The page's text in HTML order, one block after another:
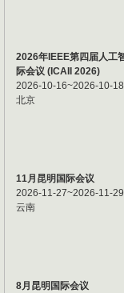
2026年IEEE第四届人工
际会议 (ICAII 2026)
2026-10-16~2026-10-18
北京
11月昆明国际会议
2026-11-27~2026-11-29
云南
8月昆明国际会议